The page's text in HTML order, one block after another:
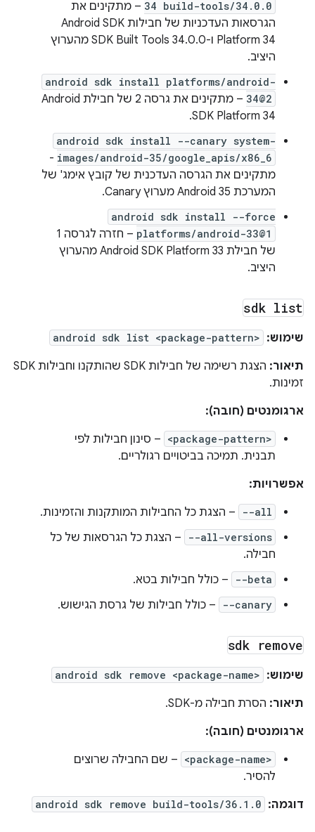
34 build-tools/34.0.0 – מתקינים את
הגרסאות העדכניות של חבילות Android SDK
Platform 34 ו-SDK Built Tools 34.0.0 מהערוץ
היציב.
android sdk install platforms/android-
34@2
– מתקינים את גרסה 2 של חבילת Android
SDK Platform 34.
android sdk install --canary system-
images/android-35/google_apis/x86_6
-
מתקינים את הגרסה העדכנית של קובץ אימג' של
המערכת Android 35 מערוץ Canary.
android sdk install --force
platforms/android-33@1
– חזרה לגרסה 1
של חבילת Android SDK Platform 33 מהערוץ
היציב.
sdk list
שימוש: android sdk list <package-pattern>
תיאור:
הצגת רשימה של חבילות SDK שהותקנו וחבילות SDK
זמינות.
ארגומנטים (חובה):
<package-pattern> – סינון חבילות לפי
תבנית. תמיכה בביטויים רגולריים.
אפשרויות:
--all – הצגת כל החבילות המותקנות והזמינות.
--all-versions
– הצגת כל הגרסאות של כל
חבילה.
--beta – כולל חבילות בטא.
--canary – כולל חבילות של גרסת הגישוש.
sdk remove
שימוש: android sdk remove <package-name>
תיאור: הסרת חבילה מ-SDK.
ארגומנטים (חובה):
<package-name> – שם החבילה שרוצים
להסיר.
דוגמה: android sdk remove build-tools/36.1.0